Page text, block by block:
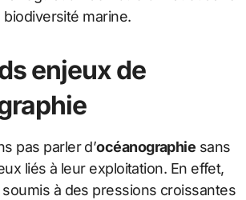
biodiversité marine.
enjeux de
pas parler d’océanographie sans
liés à leur exploitation. En effet,
à des pressions croissantes